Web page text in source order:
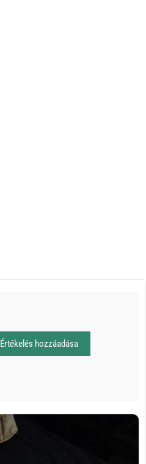
Értékelés hozzáadása